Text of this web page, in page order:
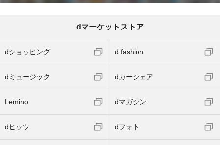
dマーケットストア
dショッピング d fashion
dミュージック dカーシェア
Lemino dマガジン
dヒッツ dフォト